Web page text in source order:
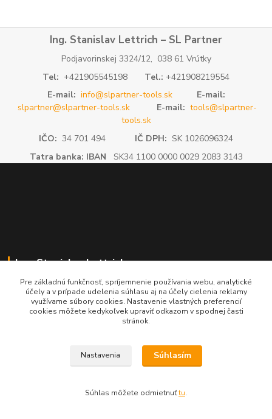
Ing. Stanislav Lettrich – SL Partner
Podjavorinskej 3324/12, 038 61 Vrútky
Tel: +421905545198 Tel.: +421908219554
E-mail: info@slpartner-tools.sk
E-mail:
slpartner@slpartner-tools.sk
E-mail: tools@slpartner-
tools.sk
IČO: 34 701 494 IČ DPH: SK 1026096324
Tatra banka: IBAN SK34 1100 0000 0029 2083 3143
Ing. Stanislav Lettrich
SL Partner - partner vášho úspechu
+421 905 545 198
info@slpartner-tools.sk
Pre základnú funkčnosť, spríjemnenie používania webu, analytické
účely a v prípade udelenia súhlasu aj na účely cielenia reklamy
využívame súbory cookies. Nastavenie vlastných preferencií
cookies môžete kedykoľvek upraviť odkazom v spodnej časti
stránok.
Nastavenia Súhlasím
Súhlas môžete odmietnuťtu.